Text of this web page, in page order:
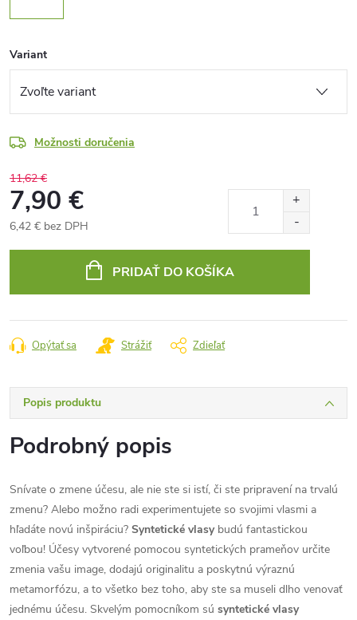
Variant
Možnosti doručenia
11,62 €
7,90 €
6,42 € bez DPH
PRIDAŤ DO KOŠÍKA
Opýtať sa Strážiť Zdieľať
Popis produktu
Podrobný popis
Snívate o zmene účesu, ale nie ste si istí, či ste pripravení na trvalú
zmenu? Alebo možno radi experimentujete so svojimi vlasmi a
hľadáte novú inšpiráciu? Syntetické vlasybudú fantastickou
voľbou! Účesy vytvorené pomocou syntetických prameňov určite
zmenia vašu image, dodajú originalitu a poskytnú výraznú
metamorfózu, a to všetko bez toho, aby ste sa museli dlho venovať
jednému účesu. Skvelým pomocníkom sú syntetické vlasy